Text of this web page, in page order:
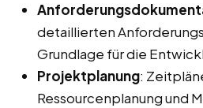
detaillierten
Grundlage für die
Projektplanung:
Ressourcenplanung und